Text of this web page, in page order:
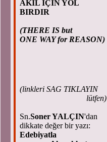
AKIL IÇIN YOL
BIRDIR
(THERE IS but
ONE WAY for REASON)
(linkleri SAG TIKLAYIN
lütfen)
Sn.Soner YALÇIN'dan
dikkate değer bir yazı:
Edebiyatla